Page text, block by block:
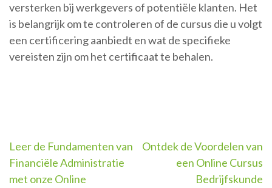
versterken bij werkgevers of potentiële klanten. Het
is belangrijk om te controleren of de cursus die u volgt
een certificering aanbiedt en wat de specifieke
vereisten zijn om het certificaat te behalen.
Berichtnavigatie
Leer de Fundamenten van
Financiële Administratie
met onze Online
Ontdek de Voordelen van
een Online Cursus
Bedrijfskunde